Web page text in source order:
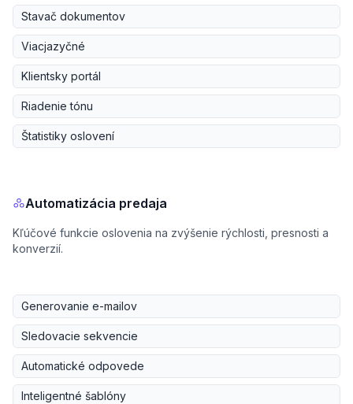
Stavač dokumentov
Viacjazyčné
Klientsky portál
Riadenie tónu
Štatistiky oslovení
Automatizácia predaja
Kľúčové funkcie oslovenia na zvýšenie rýchlosti, presnosti a
konverzií.
Generovanie e-mailov
Sledovacie sekvencie
Automatické odpovede
Inteligentné šablóny